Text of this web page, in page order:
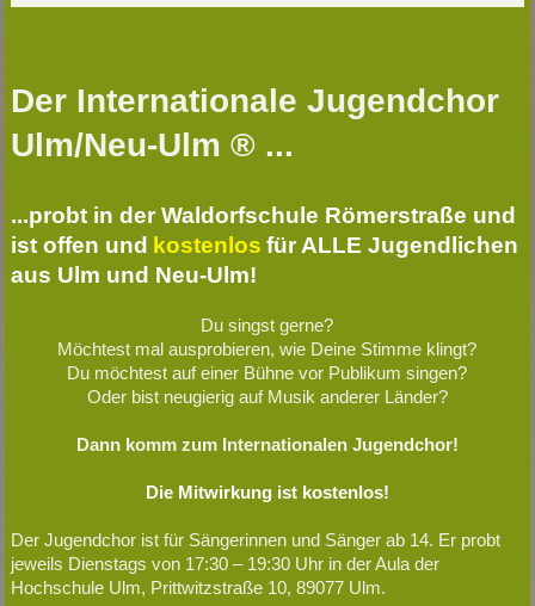
Der Internationale Jugendchor
Ulm/Neu-Ulm ® ...
...probt in der Waldorfschule Römerstraße und
ist offen und kostenlos für ALLE Jugendlichen
aus Ulm und Neu-Ulm!
Du singst gerne?
Möchtest mal ausprobieren, wie Deine Stimme klingt?
Du möchtest auf einer Bühne vor Publikum singen?
Oder bist neugierig auf Musik anderer Länder?
Dann komm zum Internationalen Jugendchor!
Die Mitwirkung ist kostenlos!
Der Jugendchor ist für Sängerinnen und Sänger ab 14. Er probt
jeweils Dienstags von 17:30 – 19:30 Uhr in der Aula der
Hochschule Ulm, Prittwitzstraße 10, 89077 Ulm.